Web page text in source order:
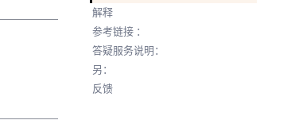
解释
参考链接 ：
答疑服务说明：
另：
反馈